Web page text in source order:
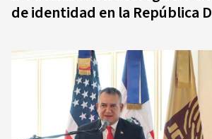
de identidad en la República